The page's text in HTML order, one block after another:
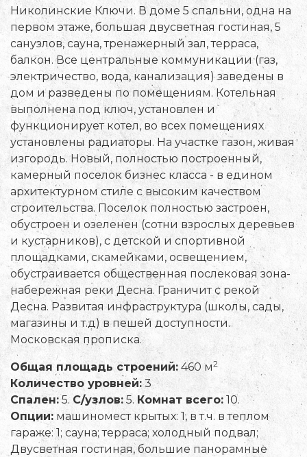
Николинские Ключи. В доме 5 спальни, одна на
первом этаже, большая двусветная гостиная, 5
санузлов, сауна, тренажерный зал, терраса,
балкон. Все центральные коммуникации (газ,
электричество, вода, канализация) заведены в
дом и разведены по помещениям. Котельная
выполнена под ключ, установлен и
функционирует котел, во всех помещениях
установлены радиаторы. На участке газон, живая
изгородь. Новый, полностью построенный,
камерный поселок бизнес класса - в едином
архитектурном стиле с высоким качеством
строительства. Поселок полностью застроен,
обустроен и озеленен (сотни взрослых деревьев
и кустарников), с детской и спортивной
площадками, скамейками, освещением,
обустраивается общественная послековая зона-
набережная реки Десна. Граничит с рекой
Десна. Развитая инфраструктура (школы, сады,
магазины и т.д) в пешей доступности.
Московская прописка.
Общая площадь строений: 460 м2
Количество уровней:3
Спален: 5. С/узлов: 5. Комнат всего: 10.
Опции: машиномест крытых: 1, в т.ч. в теплом
гараже: 1; сауна; терраса; холодный подвал;
Двусветная гостиная, большие панорамные